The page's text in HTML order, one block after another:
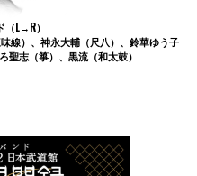
（L→R）
線）、神永大輔（尺八）、鈴華ゆう子
聖志（箏）、黒流（和太鼓）